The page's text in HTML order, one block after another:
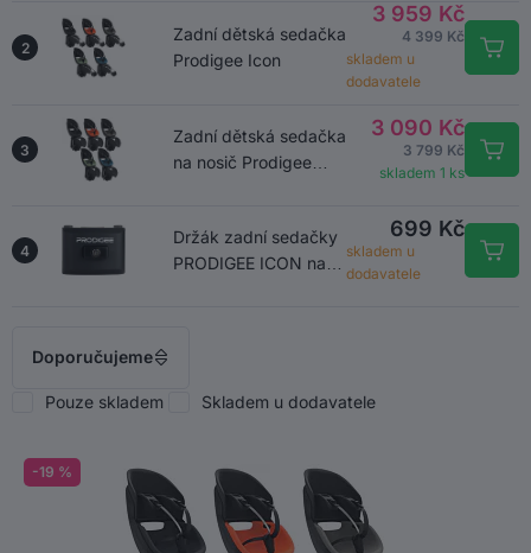
2
Zadní dětská sedačka
Prodigee Icon
3 959 Kč
4 399 Kč
skladem u
dodavatele
3
Zadní dětská sedačka
na nosič Prodigee
3 090 Kč
3 799 Kč
skladem 1 ks
4
Držák zadní sedačky
PRODIGEE ICON na
699 Kč
skladem u
dodavatele
Doporučujeme
Pouze skladem Skladem u dodavatele
-19 %